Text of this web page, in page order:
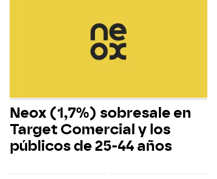
Neox (1,7%) sobresale en
Target Comercial y los
públicos de 25-44 años